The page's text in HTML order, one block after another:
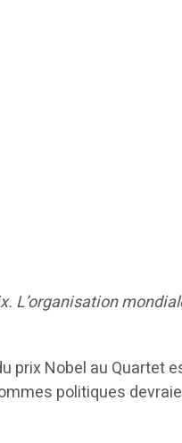
L’organisation
prix Nobel au Quartet
politiques